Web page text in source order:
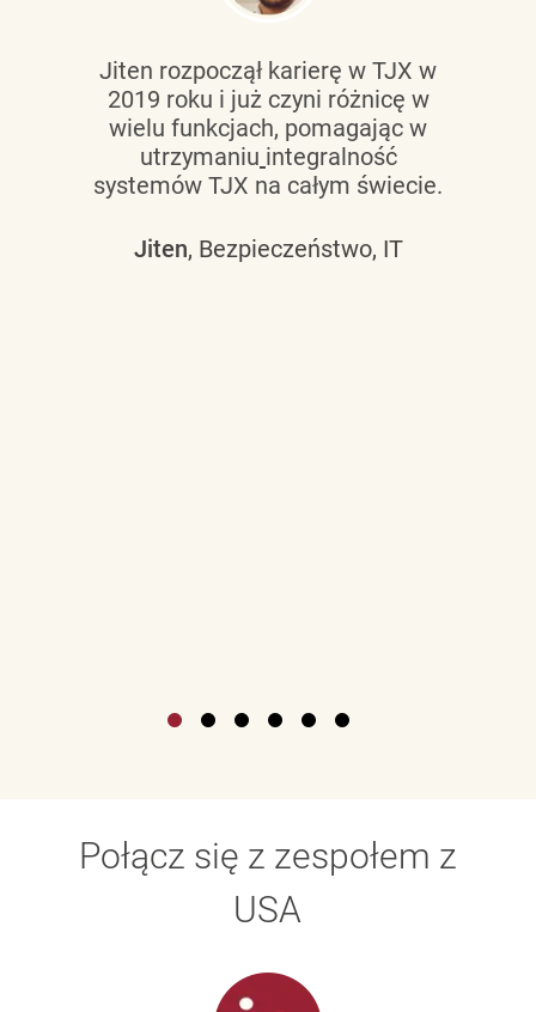
Jiten rozpoczął karierę w TJX w
2019 roku i już czyni różnicę w
wielu funkcjach, pomagając w
utrzymaniu integralność
systemów TJX na całym świecie.
Jiten, Bezpieczeństwo, IT
Połącz się z zespołem z
USA